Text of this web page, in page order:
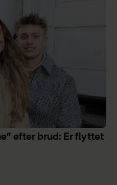
efter brud: Er flyttet